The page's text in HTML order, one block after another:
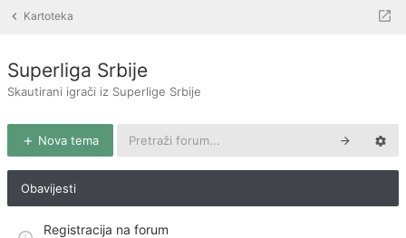
Kartoteka
Superliga Srbije
Skautirani igrači iz Superlige Srbije
Nova tema
Obavijesti
Registracija na forum